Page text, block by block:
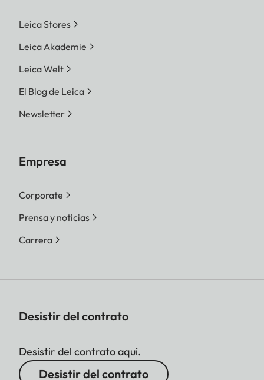
Leica Stores
Leica Akademie
Leica Welt
El Blog de Leica
Newsletter
Empresa
Corporate
Prensa y noticias
Carrera
Desistir del contrato
Desistir del contrato aquí.
Desistir del contrato